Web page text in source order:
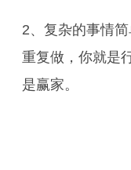
2、复杂的事情
重复做，你就是
是赢家。